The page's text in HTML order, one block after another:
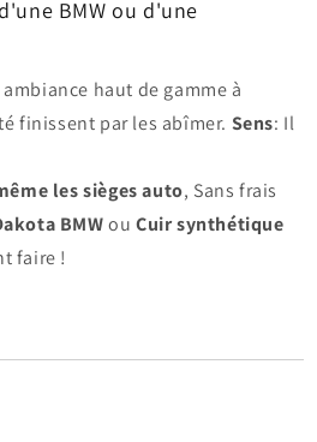
BMW ou d'une
haut de gamme à
finissent par les abîmer. Sens: Il
les sièges auto, Sans frais
BMWouCuir synthétique
faire !